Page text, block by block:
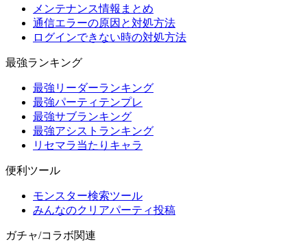
メンテナンス情報まとめ
通信エラーの原因と対処方法
ログインできない時の対処方法
最強ランキング
最強リーダーランキング
最強パーティテンプレ
最強サブランキング
最強アシストランキング
リセマラ当たりキャラ
便利ツール
モンスター検索ツール
みんなのクリアパーティ投稿
ガチャ/コラボ関連